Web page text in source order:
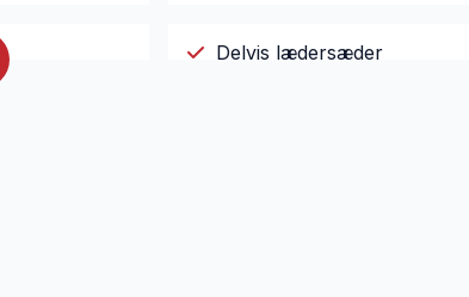
Delvis lædersæder